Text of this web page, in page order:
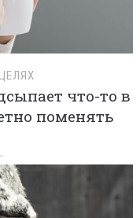
что-то в
поменять